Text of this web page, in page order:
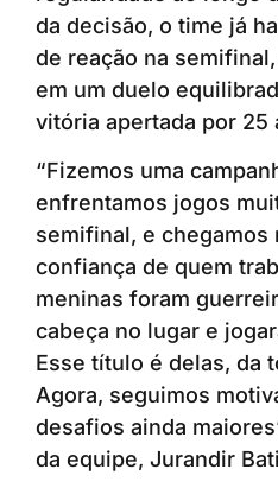
da decisão, o time já
de reação na
em um duelo
vitória apertada por 25
“Fizemos uma
enfrentamos jogos
semifinal, e chegamos
confiança de quem
meninas foram
cabeça no lugar e
Esse título é delas, da
Agora, seguimos
desafios ainda
da equipe, Jurandir